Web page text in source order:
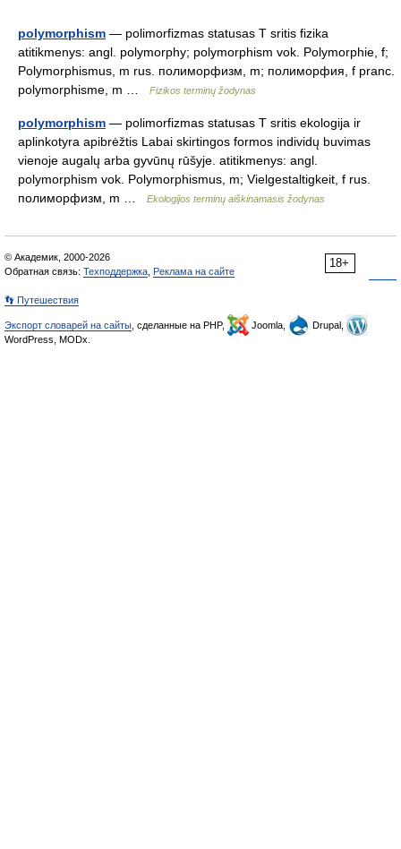
polymorphism — polimorfizmas statusas T sritis fizika
atitikmenys: angl. polymorphy; polymorphism vok. Polymorphie, f;
Polymorphismus, m rus. полиморфизм, m; полиморфия, f pranc.
polymorphisme, m …
Fizikos terminų žodynas
polymorphism — polimorfizmas statusas T sritis ekologija ir
aplinkotyra apibrėžtis Labai skirtingos formos individų buvimas
vienoje augalų arba gyvūnų rūšyje. atitikmenys: angl.
polymorphism vok. Polymorphismus, m; Vielgestaltigkeit, f rus.
полиморфизм, m …
Ekologijos terminų aiškinamasis žodynas
18+
© Академик, 2000-2026
Обратная связь: Техподдержка Реклама на сайте
👣 Путешествия
Экспорт словарей на сайты , сделанные на PHP, Joomla,
Drupal,
WordPress, MODx.